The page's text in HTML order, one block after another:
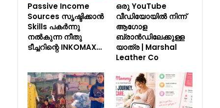
Passive Income
Sources സൃഷ്ടിക്കാൻ
Skills പകർന്നു
നൽകുന്ന നീതു
ടീച്ചറിന്റെ INKOMAX…
ഒരു YouTube
വീഡിയോയിൽ നിന്ന്
ആഗോള
ബ്രാൻഡിലേക്കുള്ള
യാത്ര | Marshal
Leather Co